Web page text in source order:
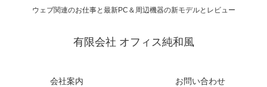
ウェブ関連のお仕事と最新PC＆周辺機器の新モデルとレビュー
有限会社 オフィス純和風
会社案内 お問い合わせ